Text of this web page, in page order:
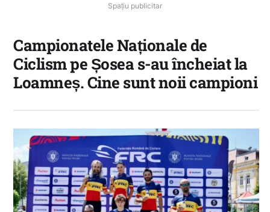
Spațiu publicitar
Campionatele Naționale de
Ciclism pe Șosea s-au încheiat la
Loamneș. Cine sunt noii campioni